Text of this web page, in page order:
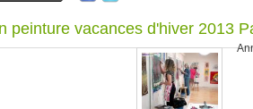
peinture vacances d'hiver 2013